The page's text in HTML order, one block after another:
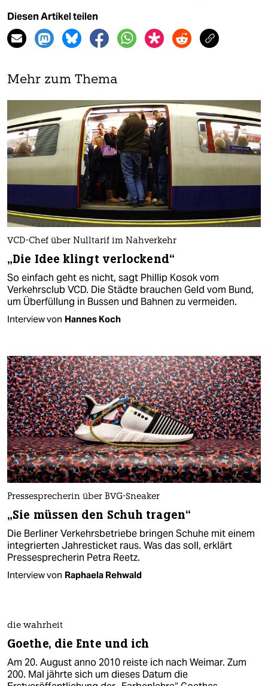
Diesen Artikel teilen
Mehr zum Thema
VCD-Chef über Nulltarif im Nahverkehr
„Die Idee klingt verlockend“
So einfach geht es nicht, sagt Phillip Kosok vom
Verkehrsclub VCD. Die Städte brauchen Geld vom Bund,
um Überfüllung in Bussen und Bahnen zu vermeiden.
Interview von Hannes Koch
Pressesprecherin über BVG-Sneaker
„Sie müssen den Schuh tragen“
Die Berliner Verkehrsbetriebe bringen Schuhe mit einem
integrierten Jahresticket raus. Was das soll, erklärt
Pressesprecherin Petra Reetz.
Interview von Raphaela Rehwald
die wahrheit
Goethe, die Ente und ich
Am 20. August anno 2010 reiste ich nach Weimar. Zum
200. Mal jährte sich um dieses Datum die